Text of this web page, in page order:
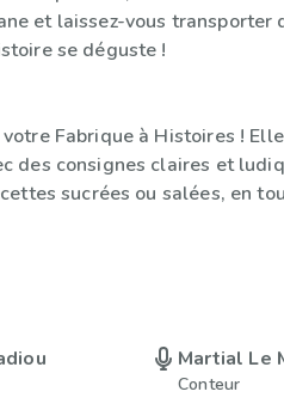
et laissez-vous transporter
se déguste !
votre Fabrique à Histoires !
des consignes claires et
sucrées ou salées, en
Martial Le
Conteur